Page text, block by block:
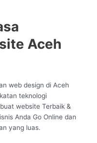
Aceh
web design di Aceh
teknologi
website Terbaik &
Anda Go Online dan
yang luas.